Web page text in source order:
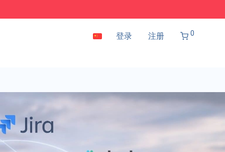
登录 注册 0